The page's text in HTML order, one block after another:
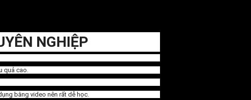
NGHIỆP
quả cao.
bằng video nên rất dễ học.